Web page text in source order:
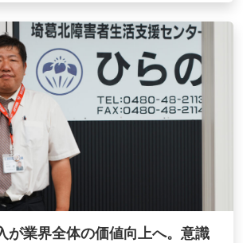
が業界全体の価値向上へ。意識